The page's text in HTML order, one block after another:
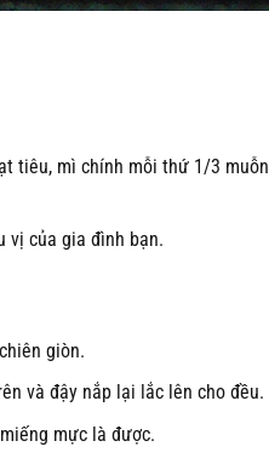
tiêu, mì chính mỗi thứ 1/3
vị của gia đình bạn.
giòn.
và đậy nắp lại lắc lên cho đều.
mực là được.